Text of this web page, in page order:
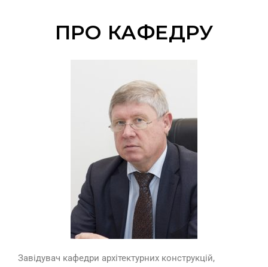
ПРО КАФЕДРУ
Завідувач кафедри архітектурних конструкцій,